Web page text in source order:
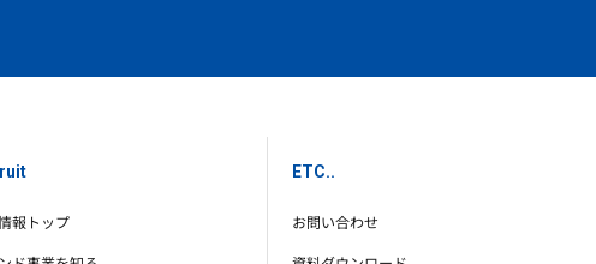
報トップ
ETC..
お問い合わせ